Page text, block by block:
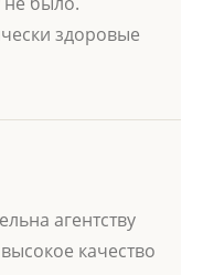
здоровые
агентству
качество